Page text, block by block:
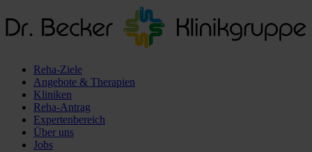
Reha-Ziele
Angebote & Therapien
Kliniken
Reha-Antrag
Expertenbereich
Über uns
Jobs